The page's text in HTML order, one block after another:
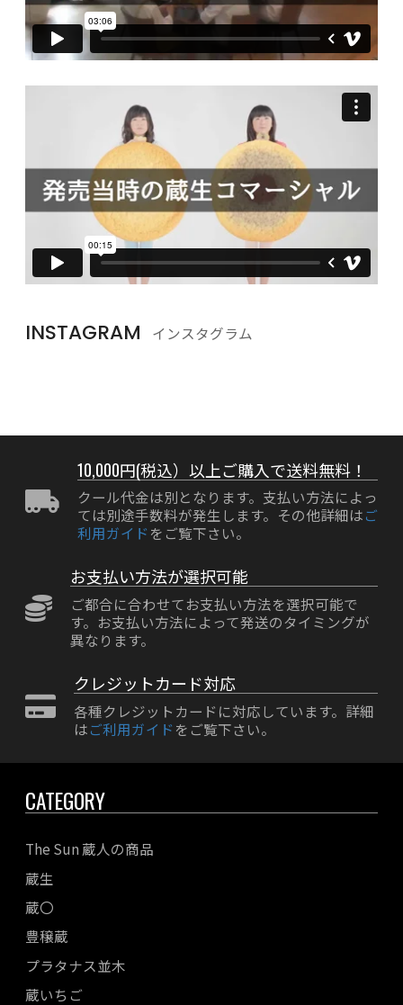
INSTAGRAM インスタグラム
10,000円(税込）以上ご購入で送料無料！
クール代金は別となります。支払い方法によっ
ては別途手数料が発生します。その他詳細はご
利用ガイド をご覧下さい。
お支払い方法が選択可能
ご都合に合わせてお支払い方法を選択可能で
す。お支払い方法によって発送のタイミングが
異なります。
クレジットカード対応
各種クレジットカードに対応しています。詳細
はご利用ガイド をご覧下さい。
CATEGORY
The Sun 蔵人の商品
蔵生
蔵〇
豊穣蔵
プラタナス並木
蔵いちご